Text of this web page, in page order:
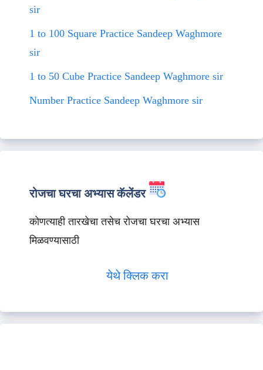
sir
1 to 100 Square Practice Sandeep Waghmore
sir
1 to 50 Cube Practice Sandeep Waghmore sir
Number Practice Sandeep Waghmore sir
रोजचा घरचा अभ्यास कॅलेंडर
कोणत्याही तारखेचा तसेच रोजचा घरचा अभ्यास
मिळवण्यासाठी
येथे क्लिक करा